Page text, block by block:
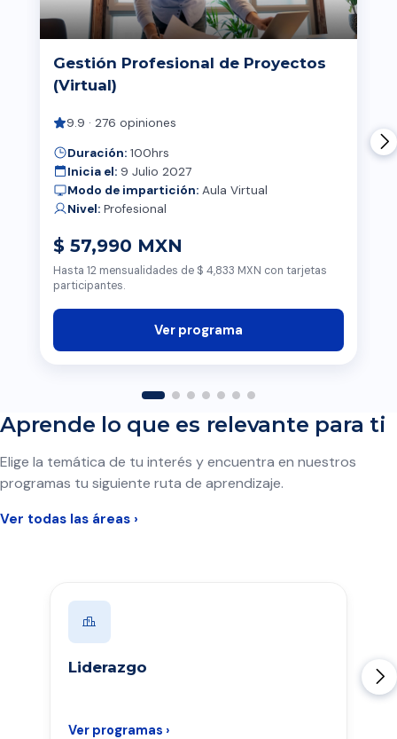
Gestión Profesional de Proyectos
(Virtual)
9.9 · 276 opiniones
Duración: 100hrs
Inicia el: 9 Julio 2027
Modo de impartición: Aula Virtual
Nivel: Profesional
$ 57,990 MXN
Hasta 12 mensualidades de $ 4,833 MXN con tarjetas
participantes.
Ver programa
Aprende lo que es relevante para ti
Elige la temática de tu interés y encuentra en nuestros
programas tu siguiente ruta de aprendizaje.
Ver todas las áreas ›
Liderazgo
Ver programas ›